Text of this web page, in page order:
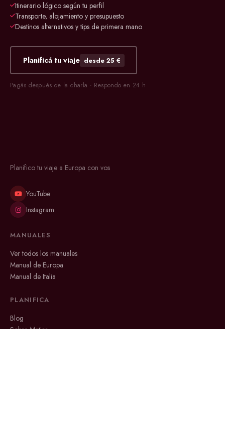
Itinerario lógico según tu perfil
Transporte, alojamiento y presupuesto
Destinos alternativos y tips de primera mano
Planificá tu viaje desde 25 €
Pagás después de la charla · Respondo en 24 h
Planifico tu viaje a Europa con vos
YouTube
Instagram
MANUALES
Ver todos los manuales
Manual de Europa
Manual de Italia
PLANIFICA
Blog
Sobre Matias